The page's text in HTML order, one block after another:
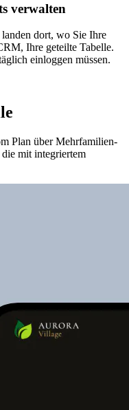
verwalten
dort, wo Sie Ihre
Ihre geteilte Tabelle.
einloggen müssen.
Plan über Mehrfamilien-
mit integriertem